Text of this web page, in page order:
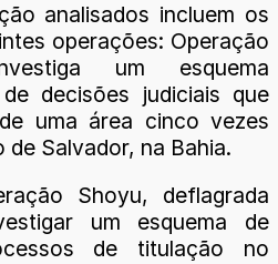
analisados incluem os
operações: Operação
um esquema
decisões judiciais que
uma área cinco vezes
de Salvador, na Bahia.
Shoyu, deflagrada
um esquema de
de titulação no